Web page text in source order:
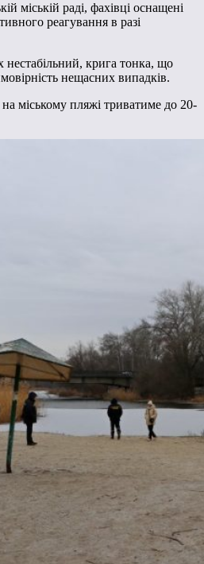
міській раді, фахівці оснащені
реагування в разі
нестабільний, крига тонка, що
нещасних випадків.
міському пляжі триватиме до 20-